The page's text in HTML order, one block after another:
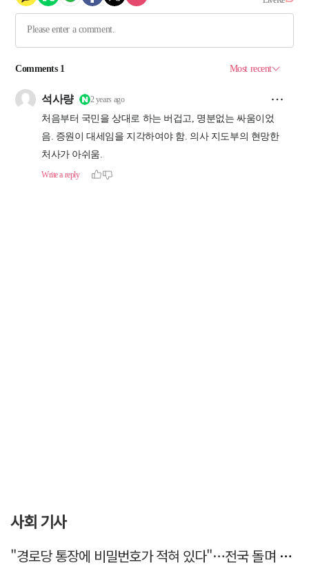
사회 기사
"경로당 통장에 비밀번호가 적혀 있다"…전국 돌며 경로당 13곳 턴 30대 구속